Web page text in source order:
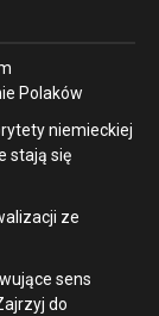
Polaków
niemieckiej
stają się
ze
sens
do